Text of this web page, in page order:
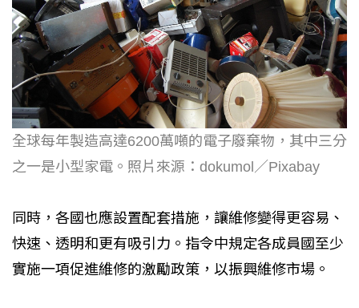
全球每年製造高達6200萬噸的電子廢棄物，其中三分
之一是小型家電。照片來源：dokumol／Pixabay
同時，各國也應設置配套措施，讓維修變得更容易、
快速、透明和更有吸引力。指令中規定各成員國至少
實施一項促進維修的激勵政策，以振興維修市場。